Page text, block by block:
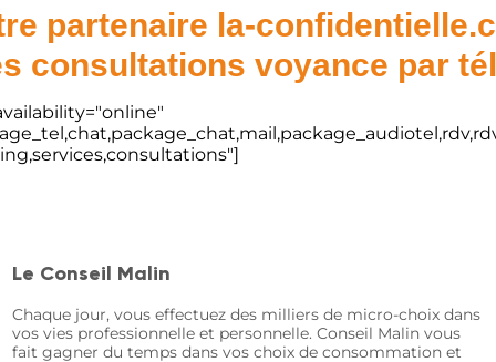
partenaire la-
consultations voyance par
Le Conseil Malin
Chaque jour, vous effectuez des milliers de micro-choix dans
vos vies professionnelle et personnelle. Conseil Malin vous
fait gagner du temps dans vos choix de consommation et